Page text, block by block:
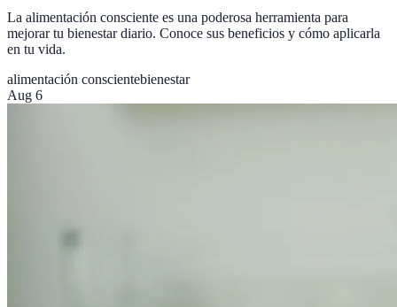
La alimentación consciente es una poderosa herramienta para
mejorar tu bienestar diario. Conoce sus beneficios y cómo aplicarla
en tu vida.
alimentación conscientebienestar
Aug 6